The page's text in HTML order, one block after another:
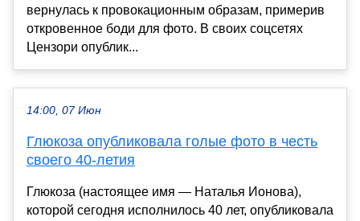
вернулась к провокационным образам, примерив
откровенное боди для фото. В своих соцсетях
Цензори опублик...
14:00, 07 Июн
Глюкоза опубликовала голые фото в честь
своего 40-летия
Глюкоза (настоящее имя — Наталья Ионова),
которой сегодня исполнилось 40 лет, опубликовала